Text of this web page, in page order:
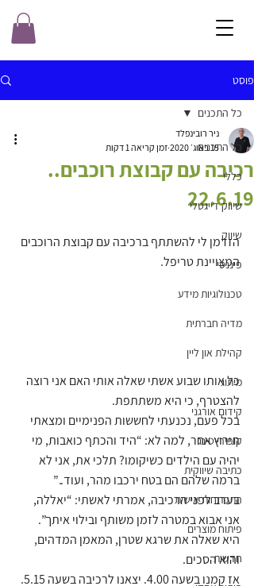
פוסט
כל התכנים
כללי
שיווק דייגטלי
שיווק
פיננסי
טכנולוגיות מידע
מדיה חברתית
קהילת און ליין
מיתוג
קידום אורגני
קופירייטינג
כתיבה שיווקית
התפתחות אישית
פיתוח מוצרים
חדשות
כל התכנים
רכיבה עם קבוצת רוכבים..
22.6.19
ניר רובינפלד
15 באוג׳ 2020
זמן קריאה 1 דקות
הזדמן לי להשתתף ברכיבה עם קבוצת הרוכבים
המצויינת טריפל.
כל אותו שבוע אשתי שאלה אותי האם אני רוצה
להצטרף, כי היא משתתפת.
בכל פעם, נכנעתי לחששות הפנימיים ומצאתי
תירוץ אחר, למה לא: “היד והכתף כואבות, מי
יהיה עם הילדים כשיקומו? תלכי את, אני לא
ברמה שלהם הם בטח ירכבו מהר, ועוד..”
בערב לפני הרכיבה, אמרתי לאשתי: “יאללה,
אני אבוא במטרה לזמן משותף ובילוי איתך”.
היא שאלה את שרגא שטרן, המאמן המדהים,
והוא הסכים.
אז קמנו בשעה 4.00. יצאנו לרכיבה בשעה 5.15.